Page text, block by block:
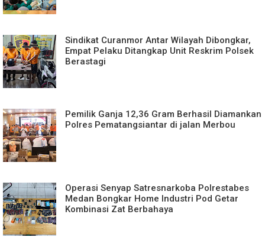
Sindikat Curanmor Antar Wilayah Dibongkar,
Empat Pelaku Ditangkap Unit Reskrim Polsek
Berastagi
Pemilik Ganja 12,36 Gram Berhasil Diamankan
Polres Pematangsiantar di jalan Merbou
Operasi Senyap Satresnarkoba Polrestabes
Medan Bongkar Home Industri Pod Getar
Kombinasi Zat Berbahaya